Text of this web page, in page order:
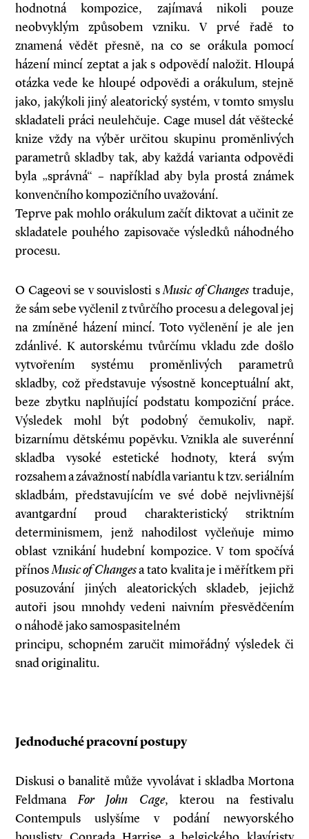
hodnotná kompozice, zajímavá nikoli pouze
neobvyklým způsobem vzniku. V prvé řadě to
znamená vědět přesně, na co se orákula pomocí
házení mincí zeptat a jak s odpovědí naložit. Hloupá
otázka vede ke hloupé odpovědi a orákulum, stejně
jako, jakýkoli jiný aleatorický systém, v tomto smyslu
skladateli práci neulehčuje. Cage musel dát věštecké
knize vždy na výběr určitou skupinu proměnlivých
parametrů skladby tak, aby každá varianta odpovědi
byla „správná“ – například aby byla prostá známek
konvenčního kompozičního uvažování.
Teprve pak mohlo orákulum začít diktovat a učinit ze
skladatele pouhého zapisovače výsledků náhodného
procesu.
O Cageovi se v souvislosti sMusic of Changes traduje,
že sám sebe vyčlenil z tvůrčího procesu a delegoval jej
na zmíněné házení mincí. Toto vyčlenění je ale jen
zdánlivé. K autorskému tvůrčímu vkladu zde došlo
vytvořením systému proměnlivých parametrů
skladby, což představuje výsostně konceptuální akt,
beze zbytku naplňující podstatu kompoziční práce.
Výsledek mohl být podobný čemukoliv, např.
bizarnímu dětskému popěvku. Vznikla ale suverénní
skladba vysoké estetické hodnoty, která svým
rozsahem a závažností nabídla variantu k tzv. seriálním
skladbám, představujícím ve své době nejvlivnější
avantgardní proud charakteristický striktním
determinismem, jenž nahodilost vyčleňuje mimo
oblast vznikání hudební kompozice. V tom spočívá
přínosMusic of Changesa tato kvalita je i měřítkem při
posuzování jiných aleatorických skladeb, jejichž
autoři jsou mnohdy vedeni naivním přesvědčením
o náhodě jako samospasitelném
principu, schopném zaručit mimořádný výsledek či
snad originalitu.
Jednoduché pracovní postupy
Diskusi o banalitě může vyvolávat i skladba Mortona
FeldmanaFor John Cage, kterou na festivalu
Contempuls uslyšíme v podání newyorského